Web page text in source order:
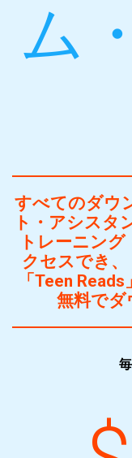
ム
すべてのダウ
ト・アシスタ
トレーニン
クセスでき、
「Teen
無料でダ